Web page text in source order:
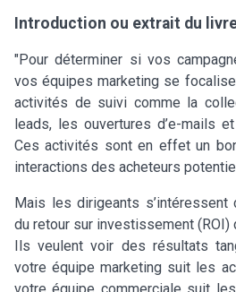
Introduction ou extrait du
"Pour déterminer si vos
vos équipes marketing se
activités de suivi comme la
leads, les ouvertures d’e-mails
Ces activités sont en effet un
interactions des acheteurs
Mais les dirigeants s’intéressent
du retour sur investissement (ROI)
Ils veulent voir des résultats
votre équipe marketing suit les